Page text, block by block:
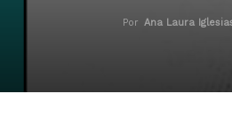
Por Ana Laura